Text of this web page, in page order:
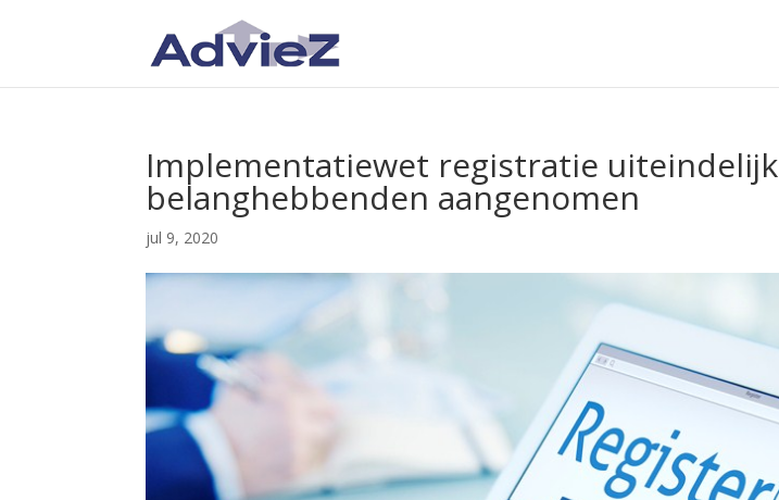
Implementatiewet registratie uiteindelijk
belanghebbenden aangenomen
jul 9, 2020